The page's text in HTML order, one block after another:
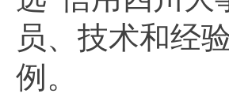
员、技术和经
例。